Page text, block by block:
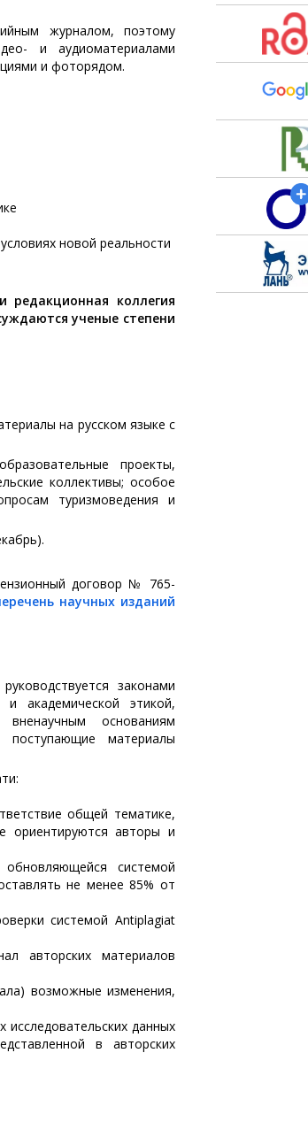
журналом, поэтому
и аудиоматериалами
и фоторядом.
новой реальности
коллегия
ученые степени
на русском языке с
проекты,
коллективы; особое
туризмоведения и
договор № 765-
научных изданий
законами
академической этикой,
основаниям
поступающие материалы
общей тематике,
ориентируются авторы и
системой
не менее 85% от
системой Antiplagiat
авторских материалов
возможные изменения,
данных
в авторских